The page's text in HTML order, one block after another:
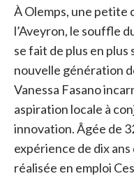
À Olemps, une petite
l’Aveyron, le souffle
se fait de plus en
nouvelle génération
Vanessa Fasano
aspiration locale à
innovation. Âgée de
expérience de dix
réalisée en emploi